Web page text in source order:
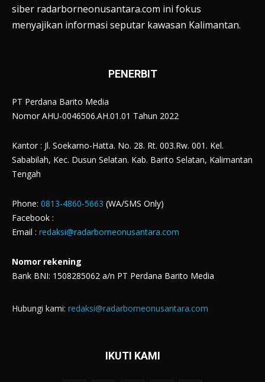
siber radarborneonusantara.com ini fokus
menyajikan informasi seputar kawasan Kalimantan.
PENERBIT
PT Perdana Barito Media
Nomor AHU-0046506.AH.01.01 Tahun 2022
Kantor : Jl. Soekarno-Hatta. No. 28. Rt. 003.Rw. 001. Kel.
Sababilah, Kec. Dusun Selatan. Kab. Barito Selatan, Kalimantan
Tengah
Phone: 0813-4860-5663 (WA/SMS Only)
Facebook :
Email : redaksi@radarborneonusantara.com
Nomor rekening
Bank BNI: 1508285062 a/n PT Perdana Barito Media
Hubungi kami: redaksi@radarborneonusantara.com
IKUTI KAMI